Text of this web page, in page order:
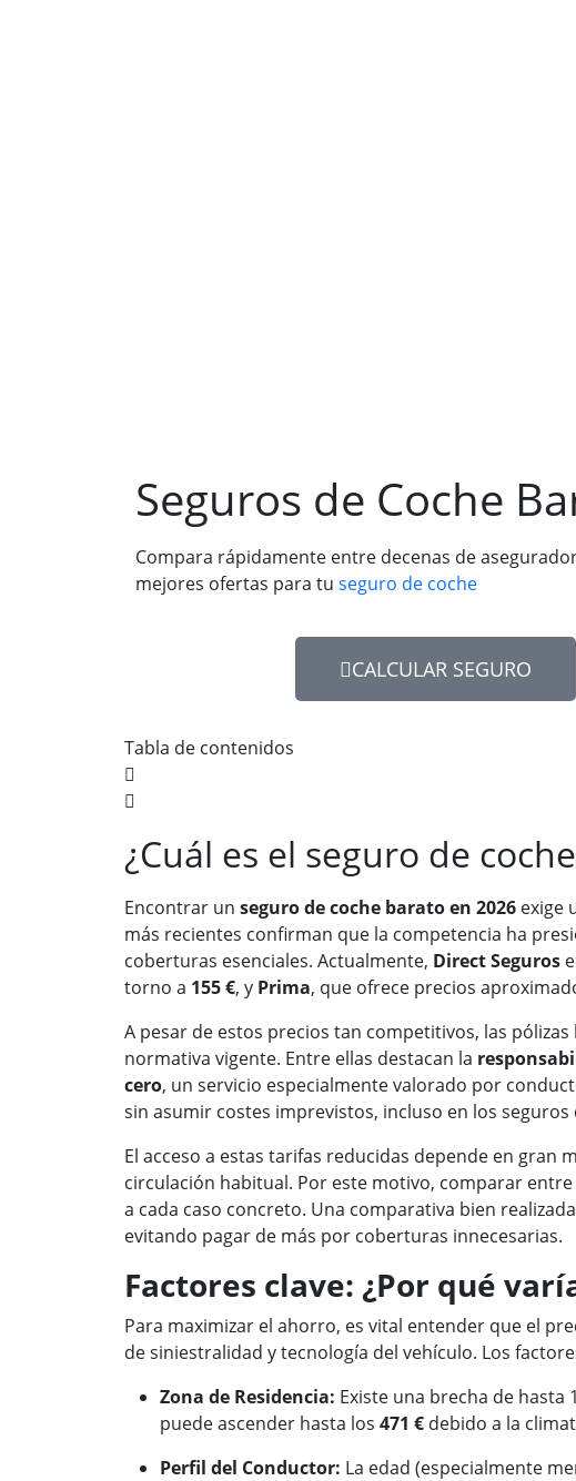
Seguros de Coche
Compara rápidamente entre decenas de
mejores ofertas para tu seguro de coche
CALCULAR SEGURO
Tabla de contenidos
¿Cuál es el seguro de
Encontrar un seguro de coche barato en 2026 exige
más recientes confirman que la competencia ha
coberturas esenciales. Actualmente, Direct Seguros
torno a 155 €, y Prima, que ofrece precios
A pesar de estos precios tan competitivos, las
normativa vigente. Entre ellas destacan la
cero, un servicio especialmente valorado por
sin asumir costes imprevistos, incluso en los seguros
El acceso a estas tarifas reducidas depende en
circulación habitual. Por este motivo, comparar
a cada caso concreto. Una comparativa bien
evitando pagar de más por coberturas innecesarias.
Factores clave: ¿Por qué
Para maximizar el ahorro, es vital entender que el
de siniestralidad y tecnología del vehículo. Los
Zona de Residencia: Existe una brecha de hasta
puede ascender hasta los 471 € debido a la
Perfil del Conductor: La edad (especialmente